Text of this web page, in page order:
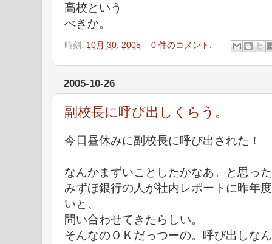
高校という
べきか。
時刻: 10月 30, 2005 0 件のコメント:
2005-10-26
副校長に呼び出しくらう。
今日昼休みに副校長に呼び出された！
なんかまずいことしたかなあ。と思っ
みずほ銀行の人が社内レポートに昨年
いと、
問い合わせてきたらしい。
そんなのＯＫだっつーの。呼び出しな